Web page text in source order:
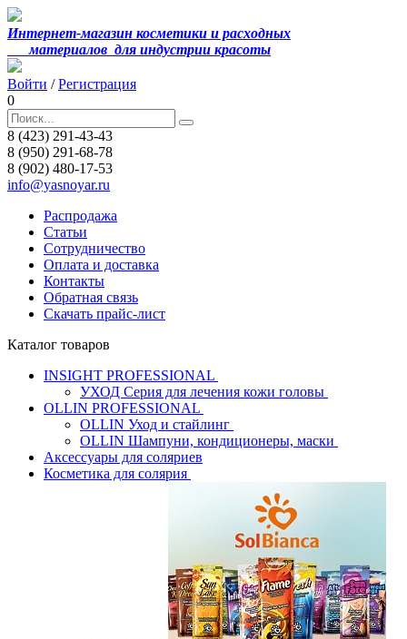
Интернет-магазин косметики и расходных
материалов для индустрии красоты
Войти /Регистрация
0
8 (423) 291-43-43
8 (950) 291-68-78
8 (902) 480-17-53
info@yasnoyar.ru
Распродажа
Статьи
Сотрудничество
Оплата и доставка
Контакты
Обратная связь
Скачать прайс-лист
Каталог товаров
INSIGHT PROFESSIONAL
УХОД Серия для лечения кожи головы
OLLIN PROFESSIONAL
OLLIN Уход и стайлинг
OLLIN Шампуни, кондиционеры, маски
Аксессуары для соляриев
Косметика для солярия